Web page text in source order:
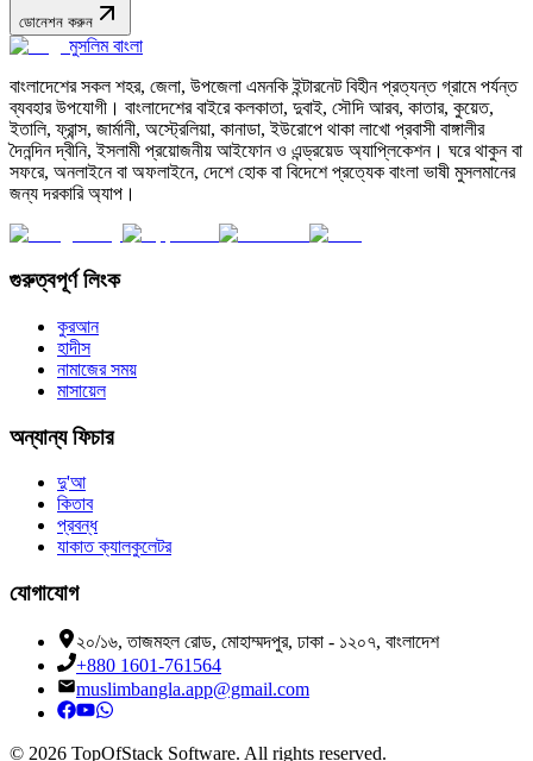
ডোনেশন করুন
মুসলিম বাংলা
বাংলাদেশের সকল শহর, জেলা, উপজেলা এমনকি ইন্টারনেট বিহীন প্রত্যন্ত গ্রামে পর্যন্ত
ব্যবহার উপযোগী। বাংলাদেশের বাইরে কলকাতা, দুবাই, সৌদি আরব, কাতার, কুয়েত,
ইতালি, ফ্রান্স, জার্মানী, অস্ট্রেলিয়া, কানাডা, ইউরোপে থাকা লাখো প্রবাসী বাঙ্গালীর
দৈনন্দিন দ্বীনি, ইসলামী প্রয়োজনীয় আইফোন ও এন্ড্রয়েড অ্যাপ্লিকেশন। ঘরে থাকুন বা
সফরে, অনলাইনে বা অফলাইনে, দেশে হোক বা বিদেশে প্রত্যেক বাংলা ভাষী মুসলমানের
জন্য দরকারি অ্যাপ।
গুরুত্বপূর্ণ লিংক
কুরআন
হাদীস
নামাজের সময়
মাসায়েল
অন্যান্য ফিচার
দু'আ
কিতাব
প্রবন্ধ
যাকাত ক্যালকুলেটর
যোগাযোগ
২০/১৬, তাজমহল রোড, মোহাম্মদপুর, ঢাকা - ১২০৭, বাংলাদেশ
+880 1601-761564
muslimbangla.app@gmail.com
© 2026 TopOfStack Software. All rights reserved.